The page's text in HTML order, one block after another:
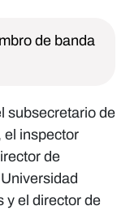
de banda
subsecretario de
el inspector
de
y el director de